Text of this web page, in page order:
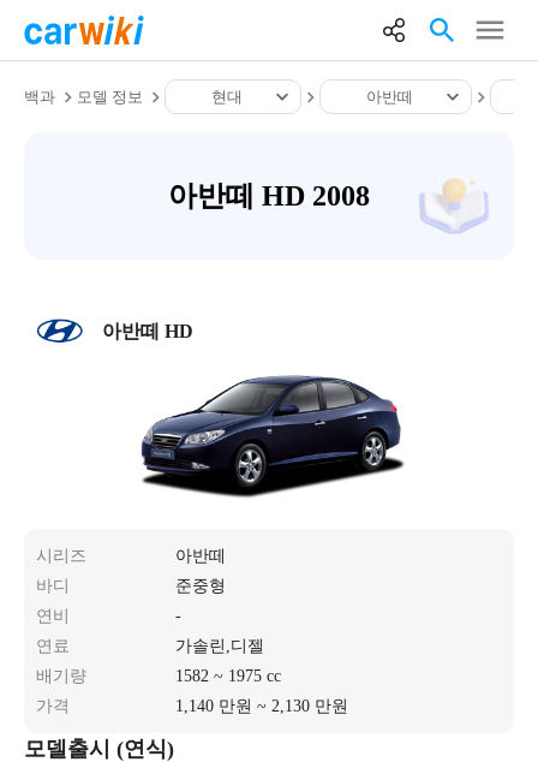
백과 모델 정보 현대 아반떼
아반떼 HD 2008
아반떼 HD
시리즈
아반떼
바디
준중형
연비
-
연료
가솔린,디젤
배기량
1582 ~ 1975 cc
가격
1,140 만원 ~ 2,130 만원
모델출시 (연식)